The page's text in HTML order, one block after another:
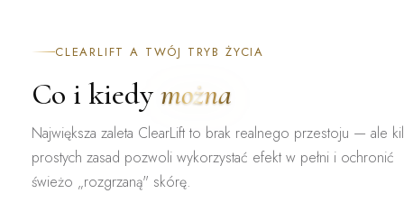
CLEARLIFT A TWÓJ TRYB ŻYCIA
Co i kiedymożna
Największa zaleta ClearLift to brak realnego przestoju — ale
prostych zasad pozwoli wykorzystać efekt w pełni i ochronić
świeżo „rozgrzaną" skórę.